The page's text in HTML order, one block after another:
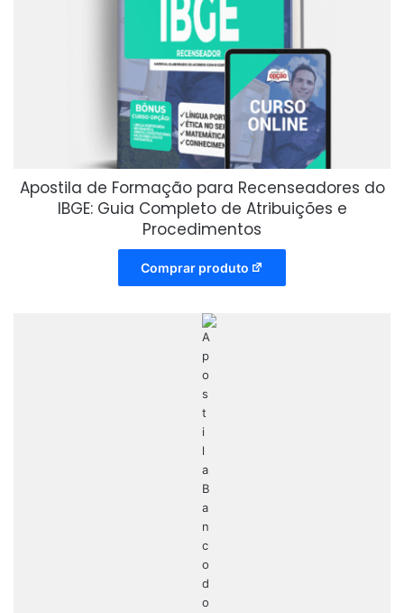
Apostila de Formação para Recenseadores do
IBGE: Guia Completo de Atribuições e
Procedimentos
Comprar produto